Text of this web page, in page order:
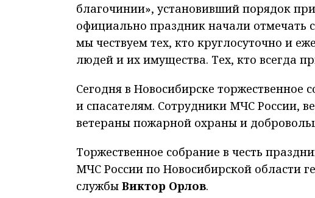
благочинии», установивший порядок
официально праздник начали отмечать
мы чествуем тех, кто круглосуточно и
людей и их имущества. Тех, кто всегда
Сегодня в Новосибирске
и спасателям. Сотрудники МЧС России,
ветераны пожарной охраны и
Торжественное собрание в честь
МЧС России по Новосибирской области
службы Виктор Орлов.